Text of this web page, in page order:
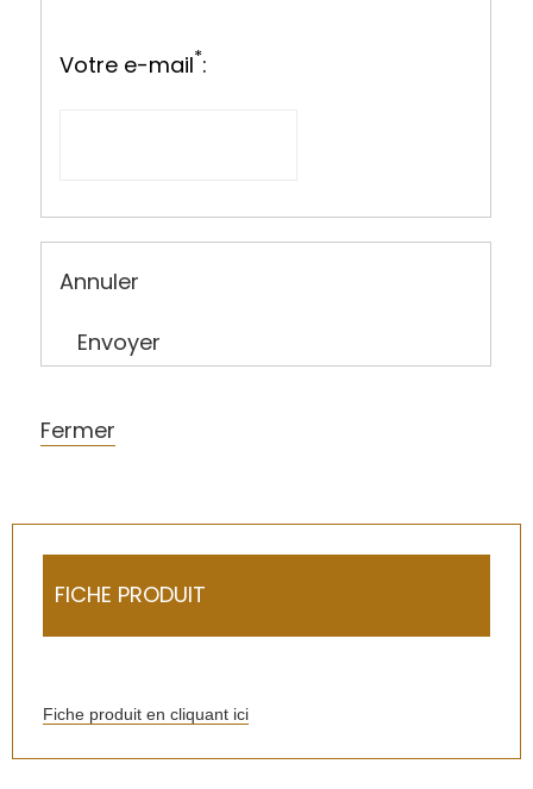
Votre e-mail*:
Annuler
Envoyer
Fermer
FICHE PRODUIT
Fiche produit en cliquant ici